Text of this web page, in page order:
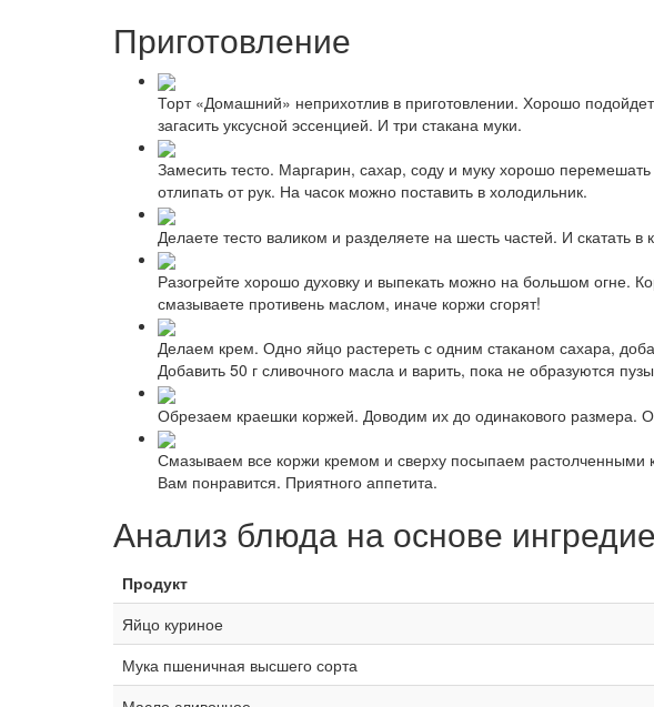
Приготовление
Торт «Домашний» неприхотлив в приготовлении. Хорошо
загасить уксусной эссенцией. И три стакана муки.
Замесить тесто. Маргарин, сахар, соду и муку хорошо
отлипать от рук. На часок можно поставить в холодильник.
Делаете тесто валиком и разделяете на шесть частей. И
Разогрейте хорошо духовку и выпекать можно на большом огне.
смазываете противень маслом, иначе коржи сгорят!
Делаем крем. Одно яйцо растереть с одним стаканом сахара,
Добавить 50 г сливочного масла и варить, пока не образуются
Обрезаем краешки коржей. Доводим их до одинакового размера.
Смазываем все коржи кремом и сверху посыпаем растолченными
Вам понравится. Приятного аппетита.
Анализ блюда на основе
Продукт
Яйцо куриное
Мука пшеничная высшего сорта